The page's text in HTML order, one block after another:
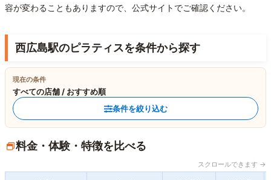
容が変わることもありますので、公式サイトでご確認ください。
西広島駅のピラティスを条件から探す
現在の条件
すべての店舗 / おすすめ順
条件を絞り込む
料金・体験・特徴を比べる
スクロールできます →